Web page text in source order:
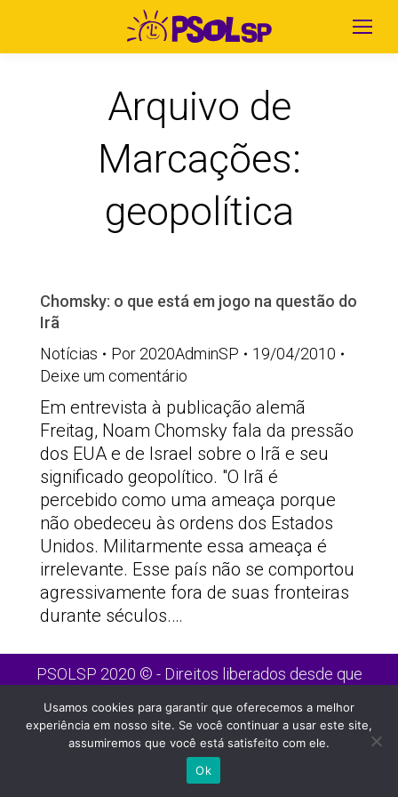
Arquivo de
Marcações:
geopolítica
Chomsky: o que está em jogo na questão do
Irã
Notícias
Por 2020AdminSP
19/04/2010
Deixe um comentário
Em entrevista à publicação alemã
Freitag, Noam Chomsky fala da pressão
dos EUA e de Israel sobre o Irã e seu
significado geopolítico. "O Irã é
percebido como uma ameaça porque
não obedeceu às ordens dos Estados
Unidos. Militarmente essa ameaça é
irrelevante. Esse país não se comportou
agressivamente fora de suas fronteiras
durante séculos.…
PSOLSP 2020 © - Direitos liberados desde que
Site desenvolvido por Appmobi
Usamos cookies para garantir que oferecemos a melhor
experiência em nosso site. Se você continuar a usar este site,
assumiremos que você está satisfeito com ele.
Ok